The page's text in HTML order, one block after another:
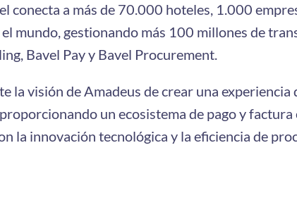
conecta a más de 70.000 hoteles, 1.000
mundo, gestionando más 100 millones de
Bavel Pay y Bavel Procurement.
la visión de Amadeus de crear una experiencia
un ecosistema de pago y
la innovación tecnológica y la eficiencia de